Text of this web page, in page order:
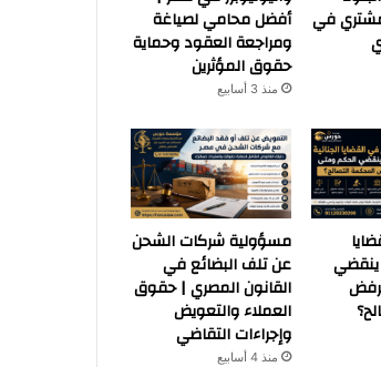
في
أفضل محامي لصياغة
ومراجعة العقود وحماية
حقوق المؤثرين
منذ 3 أسابيع
ينقضي
مسؤولية شركات الشحن
عن تلف البضائع في
القانون المصري | حقوق
العملاء والتعويض
وإجراءات التقاضي
منذ 4 أسابيع